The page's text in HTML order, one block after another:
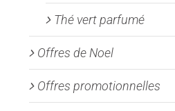
Thé vert parfumé
Offres de Noel
Offres promotionnelles